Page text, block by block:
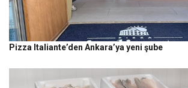
Pizza Italiante’den Ankara’ya yeni şube